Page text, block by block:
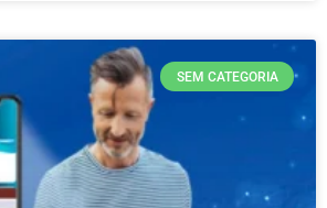
SEM CATEGORIA